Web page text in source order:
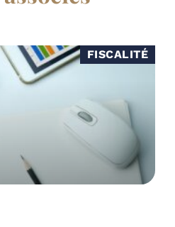
FISCALITÉ